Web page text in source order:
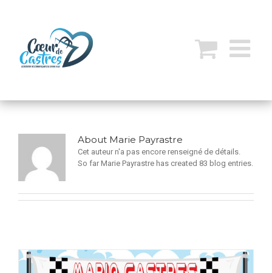
About Marie Payrastre
Cet auteur n'a pas encore renseigné de détails.
So far Marie Payrastre has created 83 blog entries.